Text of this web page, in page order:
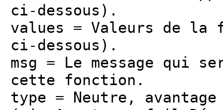
ci-dessous).
values = Valeurs de la
ci-dessous).
msg = Le message qui
cette fonction.
type = Neutre, avantage